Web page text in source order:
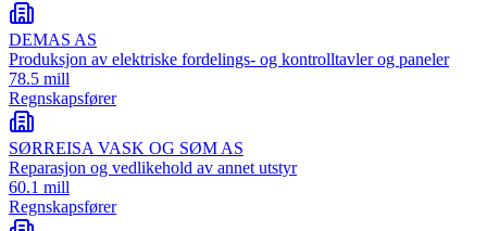
DEMAS AS
Produksjon av elektriske fordelings- og kontrolltavler og paneler
78.5 mill
Regnskapsfører
SØRREISA VASK OG SØM AS
Reparasjon og vedlikehold av annet utstyr
60.1 mill
Regnskapsfører